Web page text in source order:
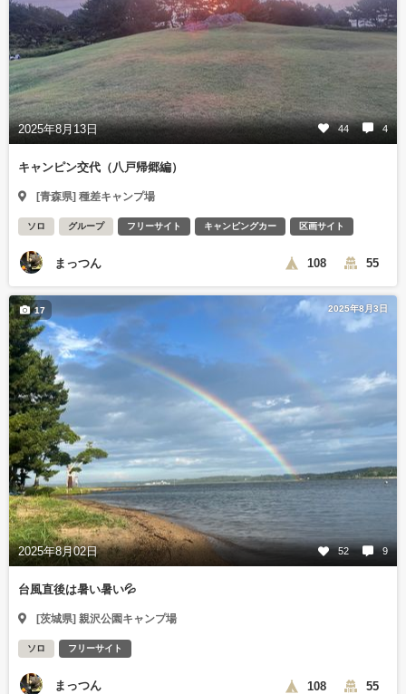
2025年8月13日 44 4
キャンピン交代（八戸帰郷編）
[青森県] 種差キャンプ場
ソロ グループ フリーサイト キャンピングカー 区画サイト
まっつん 108 55
2025年8月3日
2025年8月02日 52 9
17
台風直後は暑い暑い💦
[茨城県] 親沢公園キャンプ場
ソロ フリーサイト
まっつん 108 55